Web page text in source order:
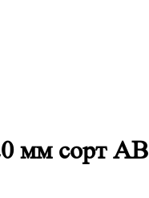
мм сорт AB